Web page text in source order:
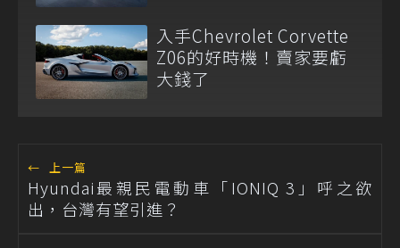
入手Chevrolet Corvette
Z06的好時機！賣家要虧
大錢了
← 上一篇
Hyundai最親民電動車「IONIQ 3」呼之欲
出，台灣有望引進？